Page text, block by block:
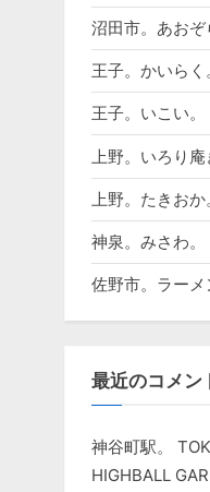
沼田市。あおぞ
王子。かいらく
王子。いこい。
上野。いろり庵
上野。たきお
神泉。みさわ。
佐野市。ラーメ
最近のコメン
神谷町駅。
HIGHBALL